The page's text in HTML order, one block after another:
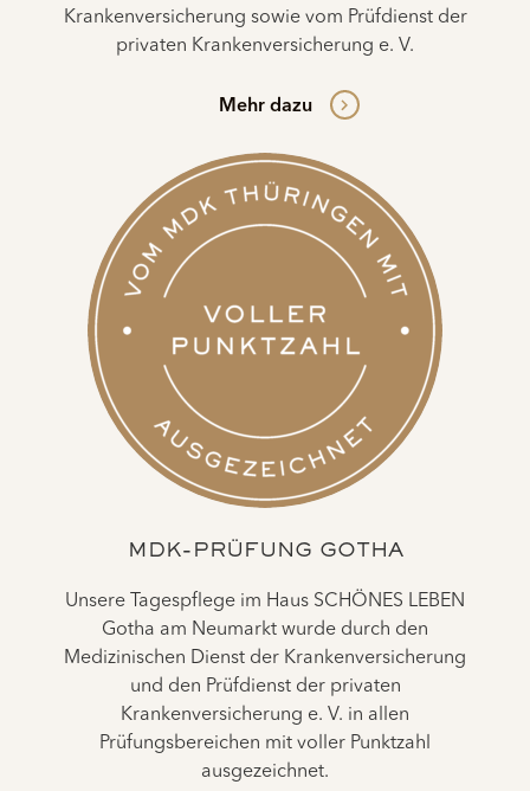
Krankenversicherung sowie vom Prüfdienst der
privaten Krankenversicherung e. V.
Mehr dazu
MDK-PRÜFUNG GOTHA
Unsere Tagespflege im Haus SCHÖNES LEBEN
Gotha am Neumarkt wurde durch den
Medizinischen Dienst der Krankenversicherung
und den Prüfdienst der privaten
Krankenversicherung e. V. in allen
Prüfungsbereichen mit voller Punktzahl
ausgezeichnet.